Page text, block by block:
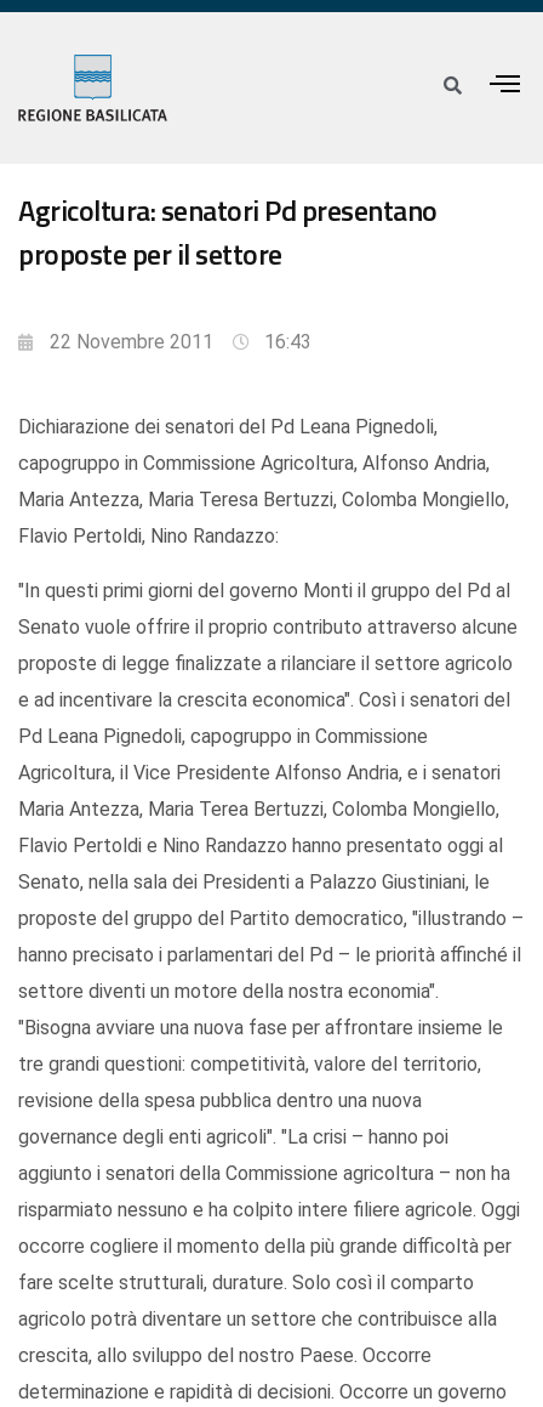
Agricoltura: senatori Pd presentano
proposte per il settore
22 Novembre 2011 16:43
Dichiarazione dei senatori del Pd Leana Pignedoli,
capogruppo in Commissione Agricoltura, Alfonso Andria,
Maria Antezza, Maria Teresa Bertuzzi, Colomba Mongiello,
Flavio Pertoldi, Nino Randazzo:
"In questi primi giorni del governo Monti il gruppo del Pd al
Senato vuole offrire il proprio contributo attraverso alcune
proposte di legge finalizzate a rilanciare il settore agricolo
e ad incentivare la crescita economica". Così i senatori del
Pd Leana Pignedoli, capogruppo in Commissione
Agricoltura, il Vice Presidente Alfonso Andria, e i senatori
Maria Antezza, Maria Terea Bertuzzi, Colomba Mongiello,
Flavio Pertoldi e Nino Randazzo hanno presentato oggi al
Senato, nella sala dei Presidenti a Palazzo Giustiniani, le
proposte del gruppo del Partito democratico, "illustrando –
hanno precisato i parlamentari del Pd – le priorità affinché il
settore diventi un motore della nostra economia".
"Bisogna avviare una nuova fase per affrontare insieme le
tre grandi questioni: competitività, valore del territorio,
revisione della spesa pubblica dentro una nuova
governance degli enti agricoli". "La crisi – hanno poi
aggiunto i senatori della Commissione agricoltura – non ha
risparmiato nessuno e ha colpito intere filiere agricole. Oggi
occorre cogliere il momento della più grande difficoltà per
fare scelte strutturali, durature. Solo così il comparto
agricolo potrà diventare un settore che contribuisce alla
crescita, allo sviluppo del nostro Paese. Occorre
determinazione e rapidità di decisioni. Occorre un governo